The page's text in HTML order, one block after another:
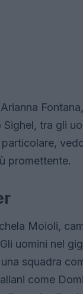
tra gli
promettente.
Moioli,
uomini nel
squadra
come